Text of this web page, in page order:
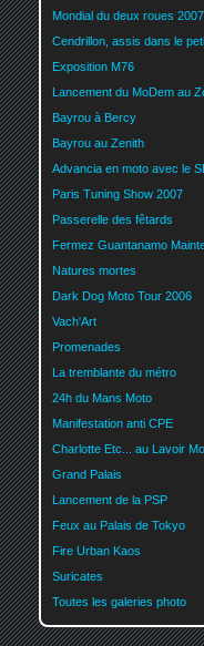
Mondial du deux roues 2007
Cendrillon, assis dans le
Exposition M76
Lancement du MoDem au
Bayrou à Bercy
Bayrou au Zenith
Advancia en moto avec le
Paris Tuning Show 2007
Passerelle des fêtards
Fermez Guantanamo
Natures mortes
Dark Dog Moto Tour 2006
Vach'Art
Promenades
La tremblante du métro
24h du Mans Moto
Manifestation anti CPE
Charlotte Etc... au Lavoir
Grand Palais
Lancement de la PSP
Feux au Palais de Tokyo
Fire Urban Kaos
Suricates
Toutes les galeries photo